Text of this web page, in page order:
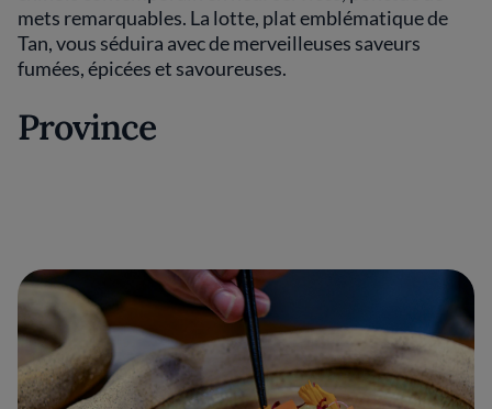
mets remarquables. La lotte, plat emblématique de
Tan, vous séduira avec de merveilleuses saveurs
fumées, épicées et savoureuses.
Province